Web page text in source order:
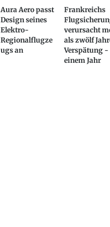
Aura Aero passt
Design seines
Elektro-
Regionalflugze
ugs an
Frankreichs
verursacht
als zwölf
Verspätung
einem Jahr